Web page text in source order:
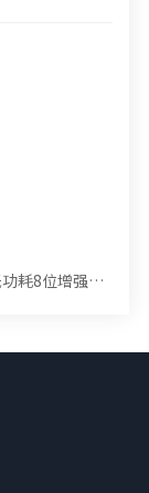
内部集成24位模数转换器（ADC）、低成本低功耗8位增强型的80C51单片机